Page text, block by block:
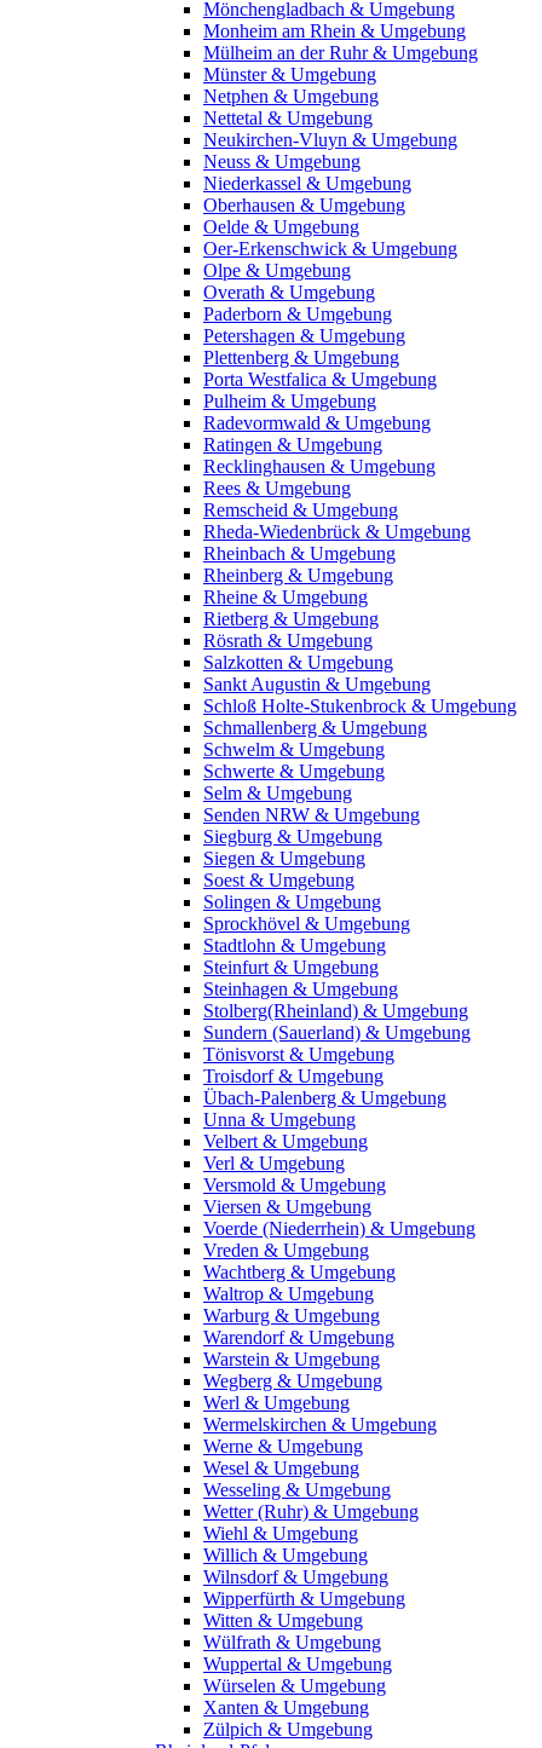
Mönchengladbach & Umgebung
Monheim am Rhein & Umgebung
Mülheim an der Ruhr & Umgebung
Münster & Umgebung
Netphen & Umgebung
Nettetal & Umgebung
Neukirchen-Vluyn & Umgebung
Neuss & Umgebung
Niederkassel & Umgebung
Oberhausen & Umgebung
Oelde & Umgebung
Oer-Erkenschwick & Umgebung
Olpe & Umgebung
Overath & Umgebung
Paderborn & Umgebung
Petershagen & Umgebung
Plettenberg & Umgebung
Porta Westfalica & Umgebung
Pulheim & Umgebung
Radevormwald & Umgebung
Ratingen & Umgebung
Recklinghausen & Umgebung
Rees & Umgebung
Remscheid & Umgebung
Rheda-Wiedenbrück & Umgebung
Rheinbach & Umgebung
Rheinberg & Umgebung
Rheine & Umgebung
Rietberg & Umgebung
Rösrath & Umgebung
Salzkotten & Umgebung
Sankt Augustin & Umgebung
Schloß Holte-Stukenbrock & Umgebung
Schmallenberg & Umgebung
Schwelm & Umgebung
Schwerte & Umgebung
Selm & Umgebung
Senden NRW & Umgebung
Siegburg & Umgebung
Siegen & Umgebung
Soest & Umgebung
Solingen & Umgebung
Sprockhövel & Umgebung
Stadtlohn & Umgebung
Steinfurt & Umgebung
Steinhagen & Umgebung
Stolberg(Rheinland) & Umgebung
Sundern (Sauerland) & Umgebung
Tönisvorst & Umgebung
Troisdorf & Umgebung
Übach-Palenberg & Umgebung
Unna & Umgebung
Velbert & Umgebung
Verl & Umgebung
Versmold & Umgebung
Viersen & Umgebung
Voerde (Niederrhein) & Umgebung
Vreden & Umgebung
Wachtberg & Umgebung
Waltrop & Umgebung
Warburg & Umgebung
Warendorf & Umgebung
Warstein & Umgebung
Wegberg & Umgebung
Werl & Umgebung
Wermelskirchen & Umgebung
Werne & Umgebung
Wesel & Umgebung
Wesseling & Umgebung
Wetter (Ruhr) & Umgebung
Wiehl & Umgebung
Willich & Umgebung
Wilnsdorf & Umgebung
Wipperfürth & Umgebung
Witten & Umgebung
Wülfrath & Umgebung
Wuppertal & Umgebung
Würselen & Umgebung
Xanten & Umgebung
Zülpich & Umgebung